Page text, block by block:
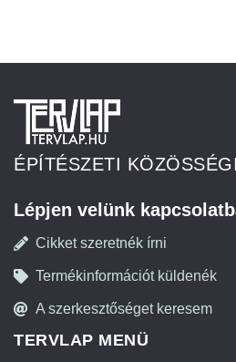
ÉPÍTÉSZETI
Lépjen velünk
Cikket szeretnék írni
Termékinformációt küldenék
A szerkesztőséget keresem
TERVLAP MENÜ